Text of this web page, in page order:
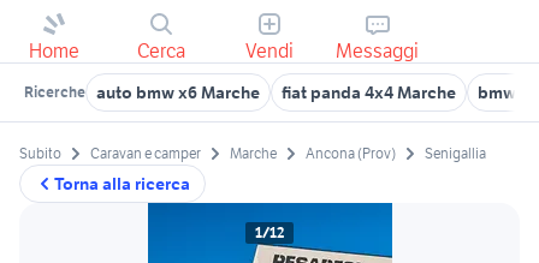
Home Cerca Vendi Messaggi
Ricerche auto bmw x6 Marche fiat panda 4x4 Marche bmw
Torna alla ricerca
Subito Caravan e camper Marche Ancona (Prov) Senigallia
1/12